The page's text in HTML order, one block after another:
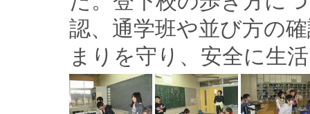
認、通学班や並び方の
まりを守り、安全に生